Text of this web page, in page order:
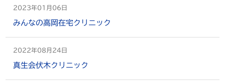
2023年01月06日
みんなの高岡在宅クリニック
2022年08月24日
真生会伏木クリニック